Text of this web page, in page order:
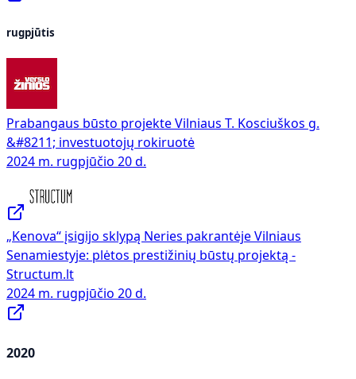
rugpjūtis
Prabangaus būsto projekte Vilniaus T. Kosciuškos g.
&#8211; investuotojų rokiruotė
2024 m. rugpjūčio 20 d.
„Kenova“ įsigijo sklypą Neries pakrantėje Vilniaus
Senamiestyje: plėtos prestižinių būstų projektą -
Structum.lt
2024 m. rugpjūčio 20 d.
2020